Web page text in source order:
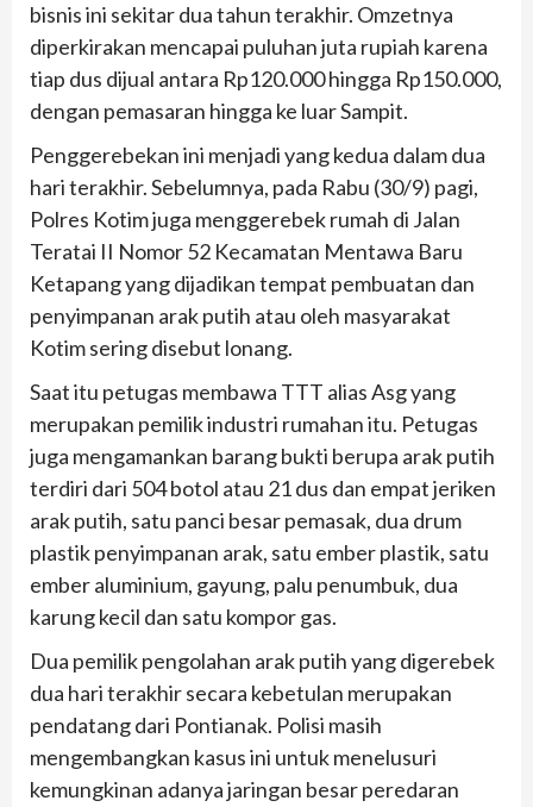
bisnis ini sekitar dua tahun terakhir. Omzetnya
diperkirakan mencapai puluhan juta rupiah karena
tiap dus dijual antara Rp120.000 hingga Rp150.000,
dengan pemasaran hingga ke luar Sampit.
Penggerebekan ini menjadi yang kedua dalam dua
hari terakhir. Sebelumnya, pada Rabu (30/9) pagi,
Polres Kotim juga menggerebek rumah di Jalan
Teratai II Nomor 52 Kecamatan Mentawa Baru
Ketapang yang dijadikan tempat pembuatan dan
penyimpanan arak putih atau oleh masyarakat
Kotim sering disebut lonang.
Saat itu petugas membawa TTT alias Asg yang
merupakan pemilik industri rumahan itu. Petugas
juga mengamankan barang bukti berupa arak putih
terdiri dari 504 botol atau 21 dus dan empat jeriken
arak putih, satu panci besar pemasak, dua drum
plastik penyimpanan arak, satu ember plastik, satu
ember aluminium, gayung, palu penumbuk, dua
karung kecil dan satu kompor gas.
Dua pemilik pengolahan arak putih yang digerebek
dua hari terakhir secara kebetulan merupakan
pendatang dari Pontianak. Polisi masih
mengembangkan kasus ini untuk menelusuri
kemungkinan adanya jaringan besar peredaran